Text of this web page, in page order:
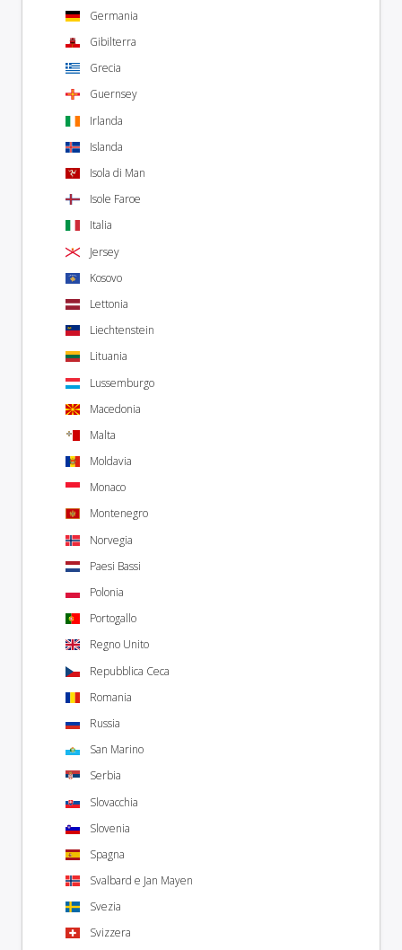
Germania
Gibilterra
Grecia
Guernsey
Irlanda
Islanda
Isola di Man
Isole Faroe
Italia
Jersey
Kosovo
Lettonia
Liechtenstein
Lituania
Lussemburgo
Macedonia
Malta
Moldavia
Monaco
Montenegro
Norvegia
Paesi Bassi
Polonia
Portogallo
Regno Unito
Repubblica Ceca
Romania
Russia
San Marino
Serbia
Slovacchia
Slovenia
Spagna
Svalbard e Jan Mayen
Svezia
Svizzera